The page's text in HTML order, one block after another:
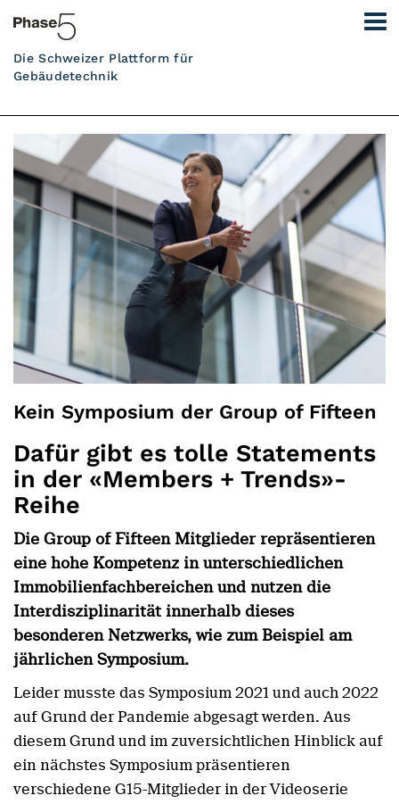
Die Schweizer Plattform für
Gebäudetechnik
Kein Symposium der Group of Fifteen
Dafür gibt es tolle Statements
in der «Members + Trends»-
Reihe
Die Group of Fifteen Mitglieder repräsentieren
eine hohe Kompetenz in unterschiedlichen
Immobilienfachbereichen und nutzen die
Interdisziplinarität innerhalb dieses
besonderen Netzwerks, wie zum Beispiel am
jährlichen Symposium.
Leider musste das Symposium 2021 und auch 2022
auf Grund der Pandemie abgesagt werden. Aus
diesem Grund und im zuversichtlichen Hinblick auf
ein nächstes Symposium präsentieren
verschiedene G15-Mitglieder in der Videoserie